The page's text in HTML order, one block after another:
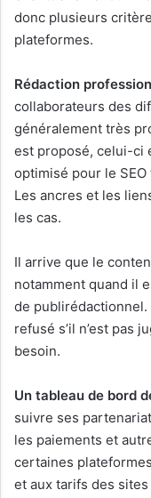
donc plusieurs
plateformes.
Rédaction
collaborateurs des
généralement très
est proposé, celui-ci
optimisé pour le
Les ancres et les
les cas.
Il arrive que le
notamment quand il
de
refusé s’il n’est pas
besoin.
Un tableau de bord
suivre ses
les paiements et
certaines
et aux tarifs des